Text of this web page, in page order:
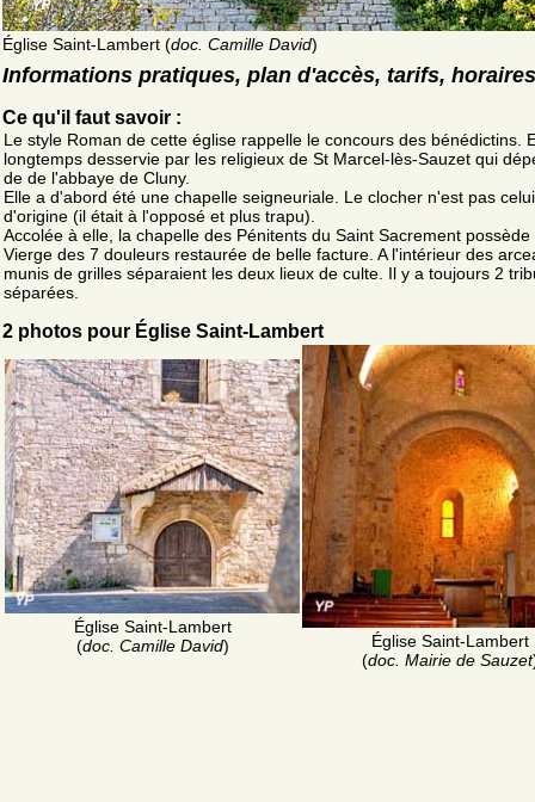
Église Saint-Lambert (doc. Camille David)
Informations pratiques, plan d'accès, tarifs, horaires
Ce qu'il faut savoir :
Le style Roman de cette église rappelle le concours des bénédictins.
longtemps desservie par les religieux de St Marcel-lès-Sauzet qui
de de l'abbaye de Cluny.
Elle a d'abord été une chapelle seigneuriale. Le clocher n'est pas celui
d'origine (il était à l'opposé et plus trapu).
Accolée à elle, la chapelle des Pénitents du Saint Sacrement possède
Vierge des 7 douleurs restaurée de belle facture. A l'intérieur des
munis de grilles séparaient les deux lieux de culte. Il y a toujours 2
séparées.
2 photos pour Église Saint-Lambert
Église Saint-Lambert
(doc. Camille David)
Église Saint-Lambert
(doc. Mairie de Sauzet